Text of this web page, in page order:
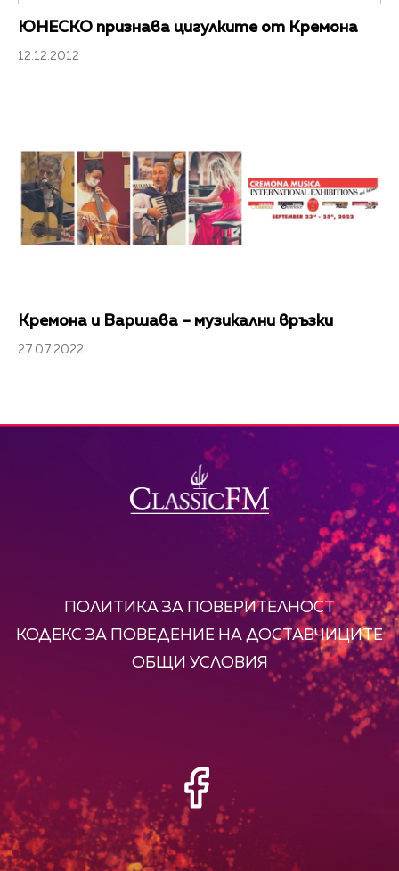
ЮНЕСКО признава цигулките от Кремона
12.12.2012
Кремона и Варшава – музикални връзки
27.07.2022
ПОЛИТИКА ЗА ПОВЕРИТЕЛНОСТ
КОДЕКС ЗА ПОВЕДЕНИЕ НА ДОСТАВЧИЦИТЕ
ОБЩИ УСЛОВИЯ